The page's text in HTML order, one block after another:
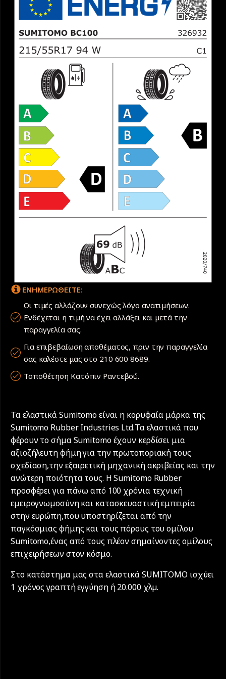
ΕΝΗΜΕΡΩΘΕΙΤΕ:
Οι τιμές αλλάζουν συνεχώς λόγο ανατιμήσεων.
Ενδέχεται η τιμή να έχει αλλάξει και μετά την
παραγγελία σας.
Για επιβεβαίωση αποθέματος, πριν την παραγγελία
σας καλέστε μας στο 210 600 8689.
Τοποθέτηση Κατόπιν Ραντεβού.
Τα ελαστικά Sumitomo είναι η κορυφαία μάρκα της
Sumitomo Rubber Industries Ltd.Τα ελαστικά που
φέρουν το σήμα Sumitomo έχουν κερδίσει μια
αξιοζήλευτη φήμη για την πρωτοποριακή τους
σχεδίαση,την εξαιρετική μηχανική ακριβείας και την
ανώτερη ποιότητα τους. Η Sumitomo Rubber
προσφέρει για πάνω από 100 χρόνια τεχνική
εμειρογνωμοσύνη και κατασκευαστική εμπειρία
στην ευρώπη,που υποστηρίζεται από την
παγκόσμιας φήμης και τους πόρους του ομίλου
Sumitomo,ένας από τους πλέον σημαίνοντες ομίλους
επιχειρήσεων στον κόσμο.
Στο κατάστημα μας στα ελαστικά SUMITOMO ισχύει
1 χρόνος γραπτή εγγύηση ή 20.000 χλµ.